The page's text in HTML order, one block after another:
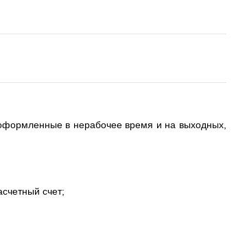
в нерабочее время и на выходных,
счет;